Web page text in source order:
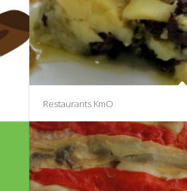
Restaurants KmO